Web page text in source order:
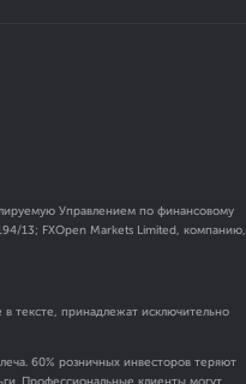
Управлением по финансовому
13; FXOpen Markets Limited, компанию,
тексте, принадлежат исключительно
60% розничных инвесторов теряют